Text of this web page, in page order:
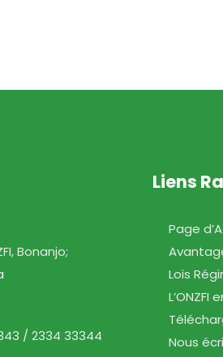
Bonanjo;
/ 2334 33344
Liens
Page
Lois
L’ONZFI
Nous